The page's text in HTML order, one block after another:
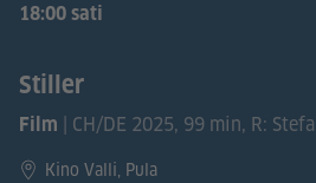
18:00 sati
Stiller
Film | CH/DE 2025, 99 min, R:
Kino Valli, Pula